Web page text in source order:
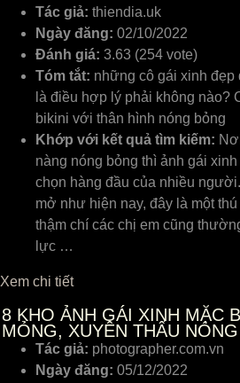
Tác giả: thiendia.uk
Ngày đăng: 02/10/2022
Đánh giá: 3.63 (254 vote)
Tóm tắt: những cô gái xinh đẹp
là điều hợp lý phải không nào?
bikini với thân hình nóng bỏng
Khớp với kết quả tìm kiếm:
nàng nóng bỏng thì ảnh gái
chọn hàng đầu của nhiều
mở như hiện nay, đây là một
thậm chí các chị em cũng
lực …
Xem chi tiết
8 KHO ẢNH GÁI XINH MẶC
MỎNG, XUYÊN THẤU
Tác giả: photographer.com.vn
Ngày đăng: 05/12/2022